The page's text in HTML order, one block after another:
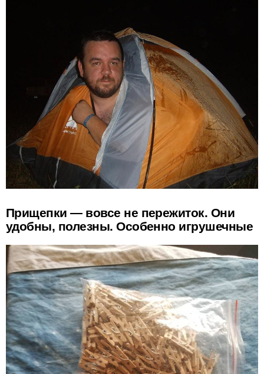
Прищепки — вовсе не пережиток. Они
удобны, полезны. Особенно игрушечные